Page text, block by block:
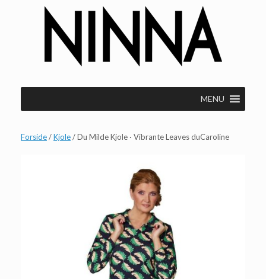
MENU
Forside/Kjole/ Du Milde Kjole · Vibrante Leaves duCaroline